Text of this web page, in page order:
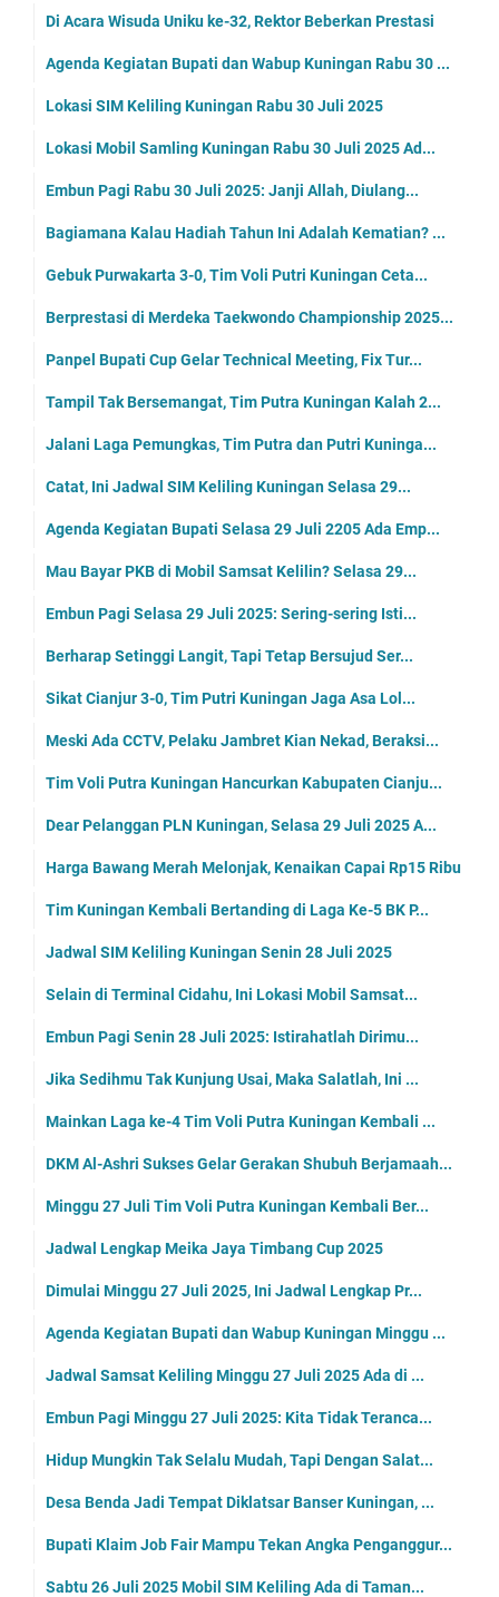
Di Acara Wisuda Uniku ke-32, Rektor Beberkan Prestasi
Agenda Kegiatan Bupati dan Wabup Kuningan Rabu 30 ...
Lokasi SIM Keliling Kuningan Rabu 30 Juli 2025
Lokasi Mobil Samling Kuningan Rabu 30 Juli 2025 Ad...
Embun Pagi Rabu 30 Juli 2025: Janji Allah, Diulang...
Bagiamana Kalau Hadiah Tahun Ini Adalah Kematian? ...
Gebuk Purwakarta 3-0, Tim Voli Putri Kuningan Ceta...
Berprestasi di Merdeka Taekwondo Championship 2025...
Panpel Bupati Cup Gelar Technical Meeting, Fix Tur...
Tampil Tak Bersemangat, Tim Putra Kuningan Kalah 2...
Jalani Laga Pemungkas, Tim Putra dan Putri Kuninga...
Catat, Ini Jadwal SIM Keliling Kuningan Selasa 29...
Agenda Kegiatan Bupati Selasa 29 Juli 2205 Ada Emp...
Mau Bayar PKB di Mobil Samsat Kelilin? Selasa 29...
Embun Pagi Selasa 29 Juli 2025: Sering-sering Isti...
Berharap Setinggi Langit, Tapi Tetap Bersujud Ser...
Sikat Cianjur 3-0, Tim Putri Kuningan Jaga Asa Lol...
Meski Ada CCTV, Pelaku Jambret Kian Nekad, Beraksi...
Tim Voli Putra Kuningan Hancurkan Kabupaten Cianju...
Dear Pelanggan PLN Kuningan, Selasa 29 Juli 2025 A...
Harga Bawang Merah Melonjak, Kenaikan Capai Rp15 Ribu
Tim Kuningan Kembali Bertanding di Laga Ke-5 BK P...
Jadwal SIM Keliling Kuningan Senin 28 Juli 2025
Selain di Terminal Cidahu, Ini Lokasi Mobil Samsat...
Embun Pagi Senin 28 Juli 2025: Istirahatlah Dirimu...
Jika Sedihmu Tak Kunjung Usai, Maka Salatlah, Ini ...
Mainkan Laga ke-4 Tim Voli Putra Kuningan Kembali ...
DKM Al-Ashri Sukses Gelar Gerakan Shubuh Berjamaah...
Minggu 27 Juli Tim Voli Putra Kuningan Kembali Ber...
Jadwal Lengkap Meika Jaya Timbang Cup 2025
Dimulai Minggu 27 Juli 2025, Ini Jadwal Lengkap Pr...
Agenda Kegiatan Bupati dan Wabup Kuningan Minggu ...
Jadwal Samsat Keliling Minggu 27 Juli 2025 Ada di ...
Embun Pagi Minggu 27 Juli 2025: Kita Tidak Teranca...
Hidup Mungkin Tak Selalu Mudah, Tapi Dengan Salat...
Desa Benda Jadi Tempat Diklatsar Banser Kuningan, ...
Bupati Klaim Job Fair Mampu Tekan Angka Penganggur...
Sabtu 26 Juli 2025 Mobil SIM Keliling Ada di Taman...